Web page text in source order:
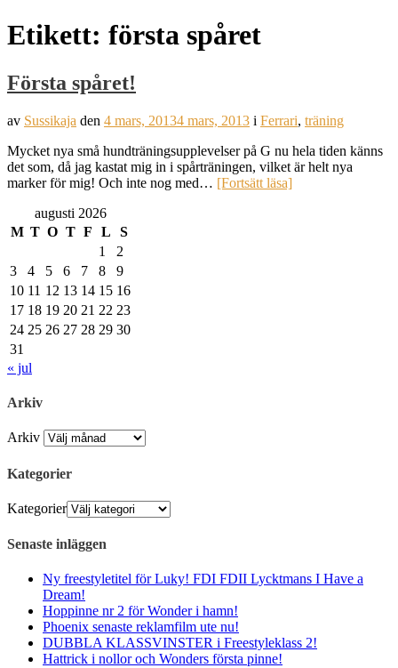
Etikett: första spåret
Första spåret!
av Sussikaja den 4 mars, 20134 mars, 2013 i Ferrari, träning
Mycket nya små hundträningsupplevelser på G nu hela tiden känns
det som, då jag kastat mig in i spårträningen, vilket är helt nya
marker för mig! Och inte nog med… [Fortsätt läsa]
augusti 2026
M T O T F L
S
1
2
3
4 5 6 7 8
9
10 11 12 13 14 15 16
17 18 19 20 21 22 23
24 25 26 27 28 29 30
31
« jul
Arkiv
Arkiv
Kategorier
Kategorier
Senaste inläggen
Ny freestyletitel för Luky! FDI FDII Lycktmans I Have a
Dream!
Hoppinne nr 2 för Wonder i hamn!
Phoenix senaste reklamfilm ute nu!
DUBBLA KLASSVINSTER i Freestyleklass 2!
Hattrick i nollor och Wonders första pinne!